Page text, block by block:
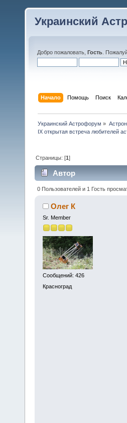
Украинский
Добро пожаловать, Гость .
Начало Помощь Поиск
Украинский Астрофорум »
IX открытая встреча любителей
Страницы: [1]
Автор
22724 раз)
0 Пользователей и 1 Гость
Олег К
Sr. Member
Сообщений: 426
Красноград